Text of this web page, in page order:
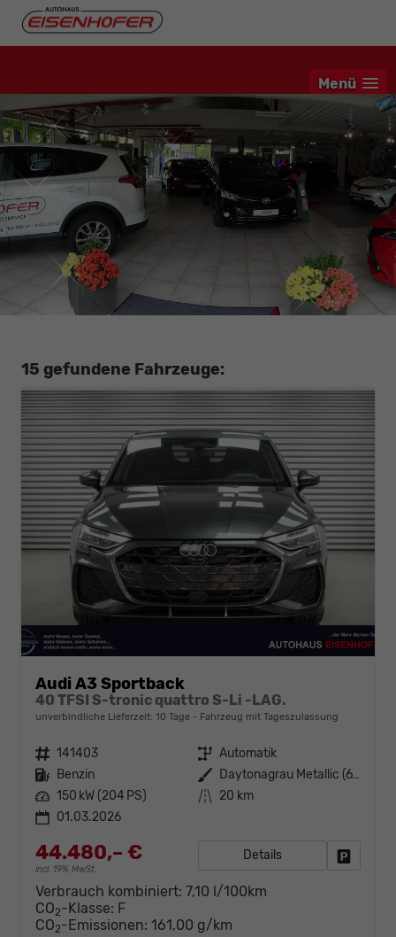
Menü
15 gefundene Fahrzeuge:
Audi A3 Sportback
40 TFSI S-tronic quattro S-Li -LAG.
unverbindliche Lieferzeit: 10 Tage Fahrzeug mit Tageszulassung
Fahrzeugnr. 141403 Getriebe Automatik
Kraftstoff Benzin Außenfarbe
Daytonagrau Metallic (6Y)
Leistung 150 kW (204 PS) Kilometerstand 20 km
01.03.2026
44.480,– €
incl. 19% MwSt.
Details
Verbrauch kombiniert: 7,10 l/100km
CO2-Klasse: F
CO2-Emissionen: 161,00 g/km